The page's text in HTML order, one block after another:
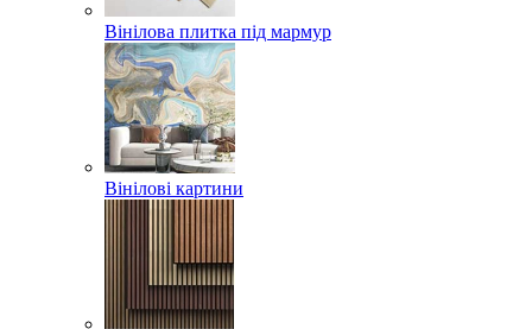
Вінілова плитка під мармур
Вінілові картини